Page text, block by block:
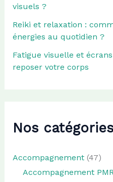
visuels ?
Reiki et relaxation :
énergies au quotidien ?
Fatigue visuelle et
reposer votre corps
Nos catégories
Accompagnement(47)
Accompagnement